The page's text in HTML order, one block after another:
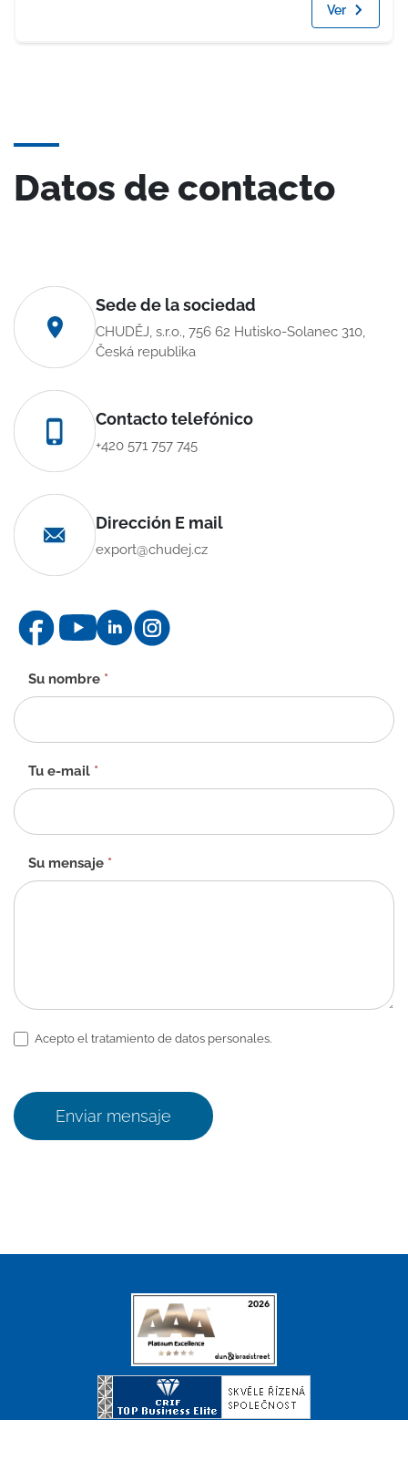
Ver
Datos de contacto
Sede de la sociedad
CHUDĚJ, s.r.o., 756 62 Hutisko-Solanec 310,
Česká republika
Contacto telefónico
+420 571 757 745
Dirección E mail
export@chudej.cz
Formulario
de
contacto
-
Su nombre *
Tu e-mail *
Su mensaje *
Acepto el tratamiento de datos personales.
Enviar mensaje